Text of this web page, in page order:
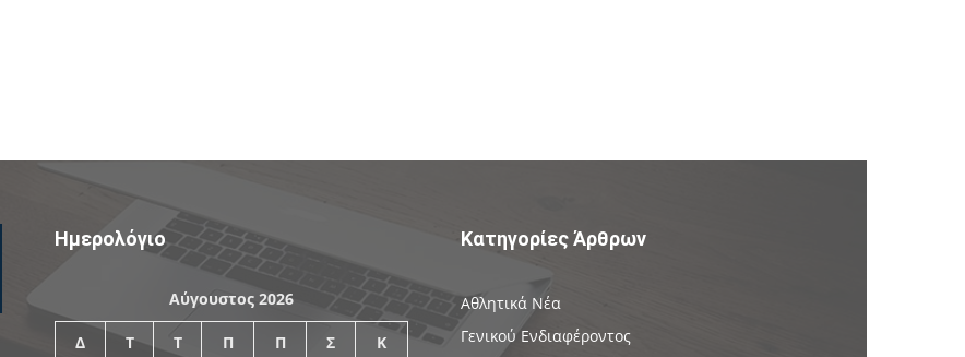
Ημερολόγιο
Αύγουστος 2026
Δ Τ Τ Π Π Σ Κ
Κατηγορίες Άρθρων
Αθλητικά Νέα
Γενικού Ενδιαφέροντος